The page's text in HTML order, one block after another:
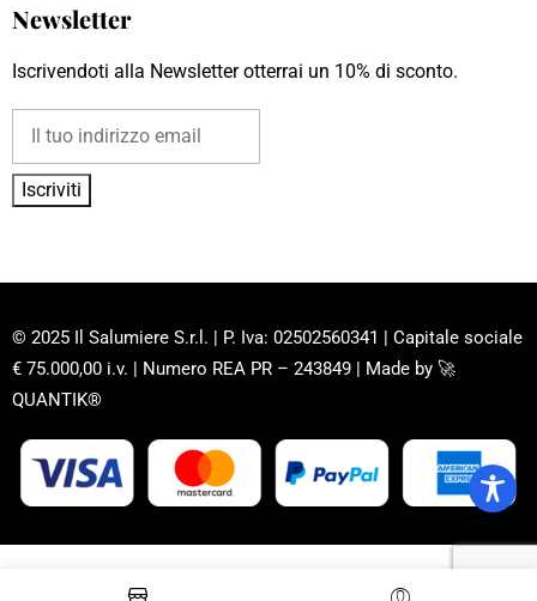
Newsletter
Iscrivendoti alla Newsletter otterrai un 10% di sconto.
© 2025 Il Salumiere S.r.l. | P. Iva: 02502560341 | Capitale sociale
€ 75.000,00 i.v. | Numero REA PR – 243849 | Made by 🚀
QUANTIK®